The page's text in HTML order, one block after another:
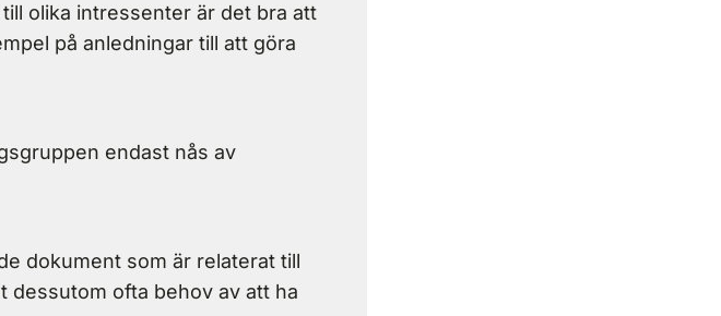
olika intressenter är det bra att
på anledningar till att göra
endast nås av
dokument som är relaterat till
ofta behov av att ha